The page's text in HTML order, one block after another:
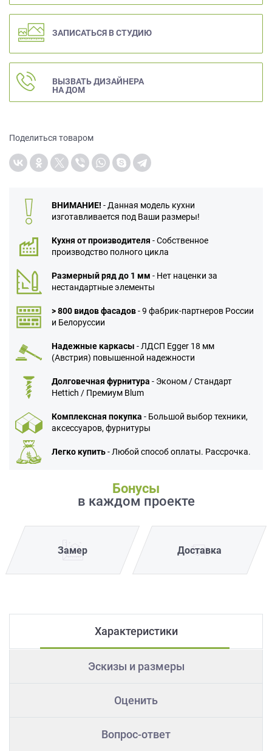
ЗАПИСАТЬСЯ В СТУДИЮ
ВЫЗВАТЬ ДИЗАЙНЕРА
НА ДОМ
Поделиться товаром
ВНИМАНИЕ! - Данная модель кухни
изготавливается под Ваши размеры!
Кухня от производителя - Собственное
производство полного цикла
Размерный ряд до 1 мм - Нет наценки за
нестандартные элементы
> 800 видов фасадов- 9 фабрик-партнеров России
и Белоруссии
Надежные каркасы - ЛДСП Egger 18 мм
(Австрия) повышенной надежности
Долговечная фурнитура - Эконом / Стандарт
Hettich / Премиум Blum
Комплексная покупка - Большой выбор техники,
аксессуаров, фурнитуры
Легко купить- Любой способ оплаты. Рассрочка.
Бонусы
в каждом проекте
Замер Доставка
Характеристики
Эскизы и размеры
Оценить
Вопрос-ответ